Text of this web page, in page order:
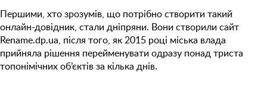
Першими, хто зрозумів, що потрібно створити такий
онлайн-довідник, стали дніпряни. Вони створили сайт
Rename.dp.ua, після того, як 2015 році міська влада
прийняла рішення перейменувати одразу понад триста
топонімічних об’єктів за кілька днів.